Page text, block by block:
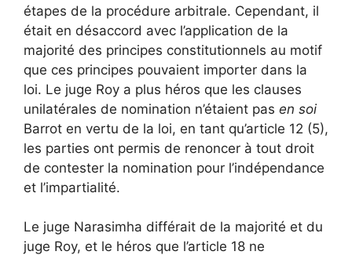
étapes de la procédure arbitrale. Cependant, il
était en désaccord avec l’application de la
majorité des principes constitutionnels au motif
que ces principes pouvaient importer dans la
loi. Le juge Roy a plus héros que les clauses
unilatérales de nomination n’étaient pas en soi
Barrot en vertu de la loi, en tant qu’article 12 (5),
les parties ont permis de renoncer à tout droit
de contester la nomination pour l’indépendance
et l’impartialité.
Le juge Narasimha différait de la majorité et du
juge Roy, et le héros que l’article 18 ne